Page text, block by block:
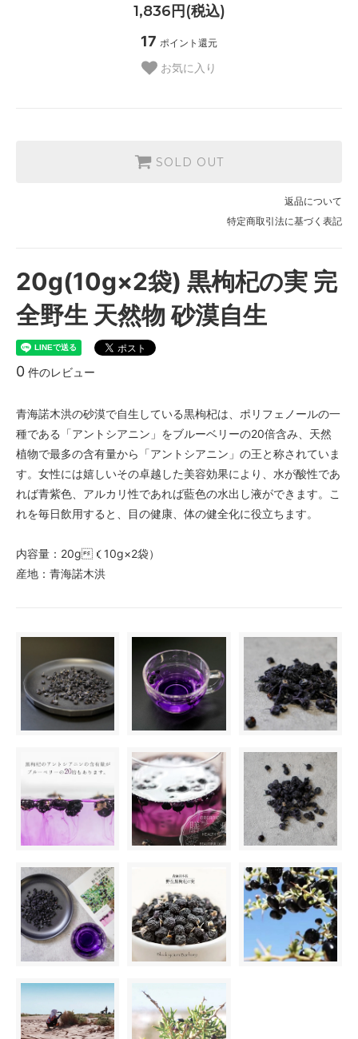
1,836円(税込)
17 ポイント還元
お気に入り
SOLD OUT
返品について
特定商取引法に基づく表記
20g(10g×2袋) 黒枸杞の実 完
全野生 天然物 砂漠自生
0 件のレビュー
青海諾木洪の砂漠で自生している黒枸杞は、ポリフェノールの一
種である「アントシアニン」をブルーベリーの20倍含み、天然
植物で最多の含有量から「アントシアニン」の王と称されていま
す。女性には嬉しいその卓越した美容効果により、水が酸性であ
れば青紫色、アルカリ性であれば藍色の水出し液ができます。こ
れを毎日飲用すると、目の健康、体の健全化に役立ちます。
内容量：20g（10g×2袋）
産地：青海諾木洪